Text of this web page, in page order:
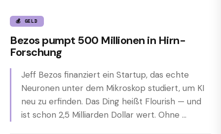
💰 GELD
Bezos pumpt 500 Millionen in Hirn-
Forschung
Jeff Bezos finanziert ein Startup, das echte
Neuronen unter dem Mikroskop studiert, um KI
neu zu erfinden. Das Ding heißt Flourish — und
ist schon 2,5 Milliarden Dollar wert. Ohne ...